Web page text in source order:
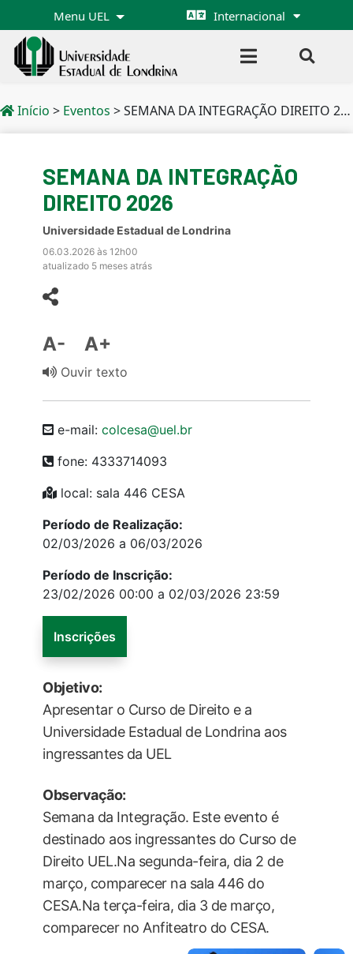
Menu UEL Internacional
Início > Eventos >SEMANA DA INTEGRAÇÃO DIREITO 2026
SEMANA DA INTEGRAÇÃO
DIREITO 2026
Universidade Estadual de Londrina
06.03.2026 às 12h00
atualizado 5 meses atrás
A- A+
Ouvir texto
e-mail: colcesa@uel.br
fone: 4333714093
local: sala 446 CESA
Período de Realização:
02/03/2026 a 06/03/2026
Período de Inscrição:
23/02/2026 00:00 a 02/03/2026 23:59
Inscrições
Objetivo:
Apresentar o Curso de Direito e a
Universidade Estadual de Londrina aos
ingressantes da UEL
Observação:
Semana da Integração. Este evento é
destinado aos ingressantes do Curso de
Direito UEL.Na segunda-feira, dia 2 de
março, comparecer na sala 446 do
CESA.Na terça-feira, dia 3 de março,
comparecer no Anfiteatro do CESA.